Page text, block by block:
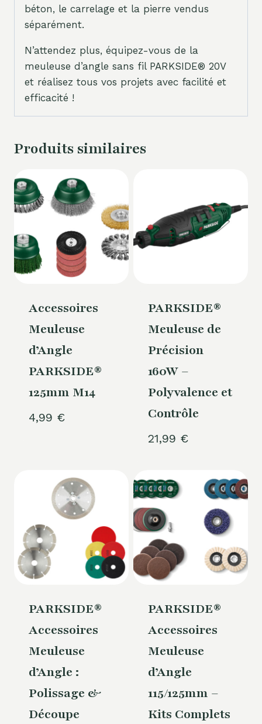
béton, le carrelage et la pierre vendus
séparément.
N’attendez plus, équipez-vous de la
meuleuse d’angle sans fil PARKSIDE® 20V
et réalisez tous vos projets avec facilité et
efficacité !
Produits similaires
Accessoires
Meuleuse
d’Angle
PARKSIDE®
125mm M14
4,99 €
PARKSIDE®
Meuleuse de
Précision
160W –
Polyvalence et
Contrôle
21,99 €
PARKSIDE®
Accessoires
Meuleuse
d’Angle :
Polissage &
Découpe
PARKSIDE®
Accessoires
Meuleuse
d’Angle
115/125mm –
Kits Complets